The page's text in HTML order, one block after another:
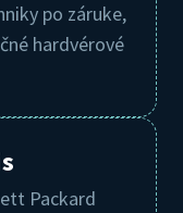
po záruke,
hardvérové
Packard